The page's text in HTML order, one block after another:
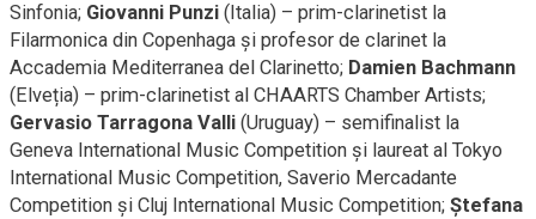
Sinfonia; Giovanni Punzi (Italia) – prim-clarinetist la
Filarmonica din Copenhaga și profesor de clarinet la
Accademia Mediterranea del Clarinetto; Damien Bachmann
(Elveția) – prim-clarinetist al CHAARTS Chamber Artists;
Gervasio Tarragona Valli (Uruguay) – semifinalist la
Geneva International Music Competition și laureat al Tokyo
International Music Competition, Saverio Mercadante
Competition și Cluj International Music Competition; Ștefana